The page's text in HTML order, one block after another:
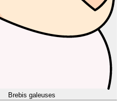
Brebis galeuses